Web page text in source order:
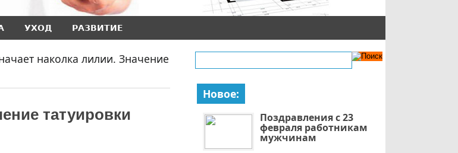
УХОД РАЗВИТИЕ
наколка лилии. Значение
татуировки
Новое:
Поздравления с 23
февраля работникам
мужчинам